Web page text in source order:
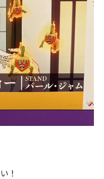
！